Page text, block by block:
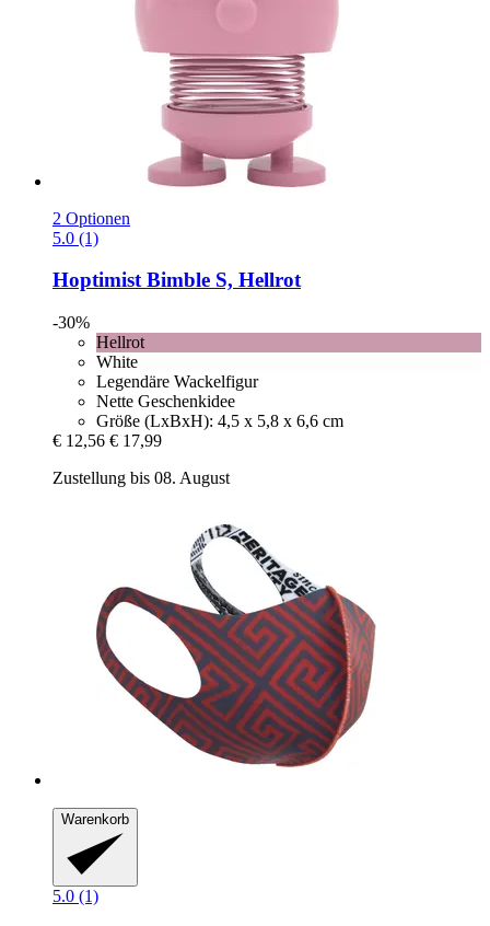
2 Optionen
5.0 (1)
HoptimistBimble S, Hellrot
-30%
Hellrot
White
Legendäre Wackelfigur
Nette Geschenkidee
Größe (LxBxH): 4,5 x 5,8 x 6,6 cm
€ 12,56 € 17,99
Zustellung bis 08. August
Warenkorb
5.0 (1)